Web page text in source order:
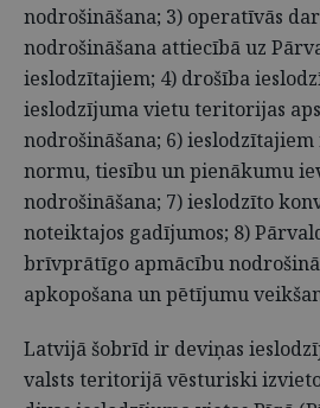
nodrošināšana; 3) operatīvās
nodrošināšana attiecībā uz
ieslodzītajiem; 4) drošība
ieslodzījuma vietu teritorijas
nodrošināšana; 6)
normu, tiesību un pienākumu
nodrošināšana; 7) ieslodzīto
noteiktajos gadījumos; 8)
brīvprātīgo apmācību
apkopošana un pētījumu
Latvijā šobrīd ir deviņas
valsts teritorijā vēsturiski